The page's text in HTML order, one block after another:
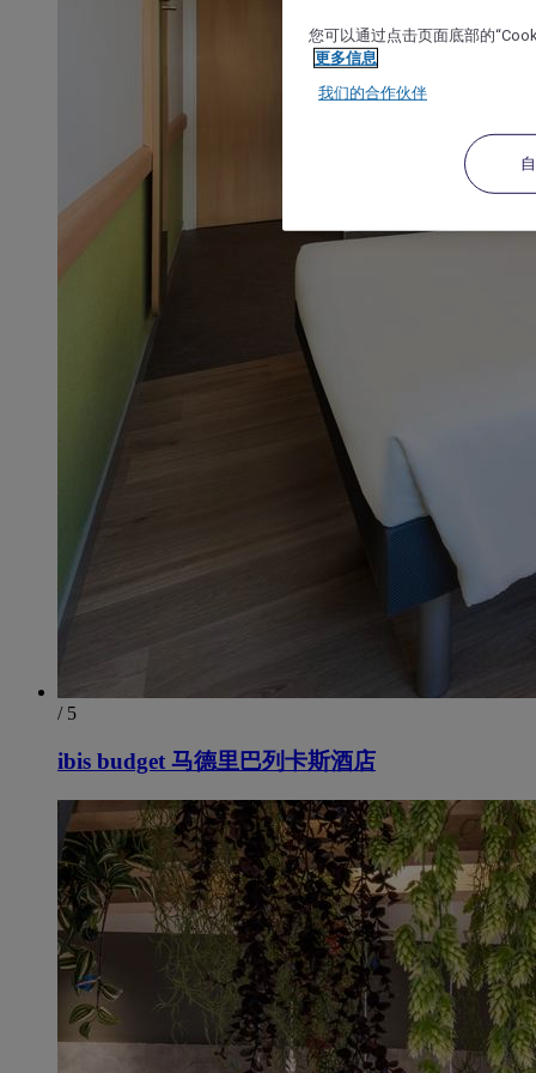
/ 5
ibis budget 马德里巴列卡斯酒店
您可以通过点击页面底部的
更多信息
我们的合作伙伴